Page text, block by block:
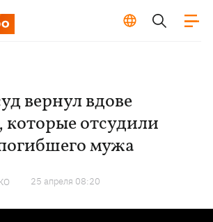
вернул вдове
отсудили
мужа
25 апреля 08:20